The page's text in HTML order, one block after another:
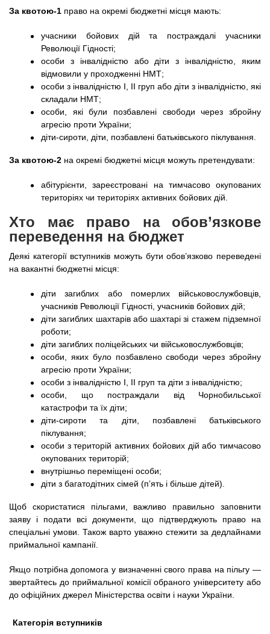
За квотою-1 право на окремі бюджетні місця мають:
учасники бойових дій та постраждалі учасники
Революції Гідності;
особи з інвалідністю або діти з інвалідністю, яким
відмовили у проходженні НМТ;
особи з інвалідністю I, II груп або діти з інвалідністю, які
складали НМТ;
особи, які були позбавлені свободи через збройну
агресію проти України;
діти-сироти, діти, позбавлені батьківського піклування.
За квотою-2 на окремі бюджетні місця можуть претендувати:
абітурієнти, зареєстровані на тимчасово окупованих
територіях чи територіях активних бойових дій.
Хто має право на обов’язкове
переведення на бюджет
Деякі категорії вступників можуть бути обов’язково переведені
на вакантні бюджетні місця:
діти загиблих або померлих військовослужбовців,
учасників Революції Гідності, учасників бойових дій;
діти загиблих шахтарів або шахтарі зі стажем підземної
роботи;
діти загиблих поліцейських чи військовослужбовців;
особи, яких було позбавлено свободи через збройну
агресію проти України;
особи з інвалідністю I, II груп та діти з інвалідністю;
особи, що постраждали від Чорнобильської
катастрофи та їх діти;
діти-сироти та діти, позбавлені батьківського
піклування;
особи з територій активних бойових дій або тимчасово
окупованих територій;
внутрішньо переміщені особи;
діти з багатодітних сімей (п’ять і більше дітей).
Щоб скористатися пільгами, важливо правильно заповнити
заяву і подати всі документи, що підтверджують право на
спеціальні умови. Також варто уважно стежити за дедлайнами
приймальної кампанії.
Якщо потрібна допомога у визначенні свого права на пільгу —
звертайтесь до приймальної комісії обраного університету або
до офіційних джерел Міністерства освіти і науки України.
Категорія вступників